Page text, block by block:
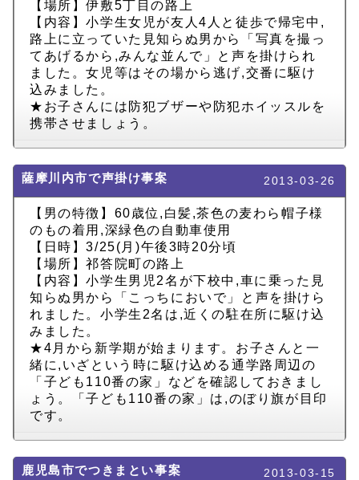
【場所】伊敷5丁目の路上
【内容】小学生女児が友人4人と徒歩で帰宅中,
路上に立っていた見知らぬ男から「写真を撮っ
てあげるから,みんな並んで」と声を掛けられ
ました。女児等はその場から逃げ,交番に駆け
込みました。
★お子さんには防犯ブザーや防犯ホイッスルを
携帯させましょう。
薩摩川内市で声掛け事案 2013-03-26
【男の特徴】60歳位,白髪,茶色の麦わら帽子様
のもの着用,深緑色の自動車使用
【日時】3/25(月)午後3時20分頃
【場所】祁答院町の路上
【内容】小学生男児2名が下校中,車に乗った見
知らぬ男から「こっちにおいで」と声を掛けら
れました。小学生2名は,近くの駐在所に駆け込
みました。
★4月から新学期が始まります。お子さんと一
緒に,いざという時に駆け込める通学路周辺の
「子ども110番の家」などを確認しておきまし
ょう。「子ども110番の家」は,のぼり旗が目印
です。
鹿児島市でつきまとい事案 2013-03-15